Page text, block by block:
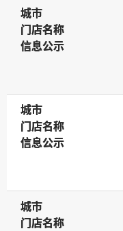
城市
城市
门店名称
门店名称
信息公示
信息公示
城市
城市
门店名称
门店名称
信息公示
信息公示
城市
城市
门店名称
门店名称